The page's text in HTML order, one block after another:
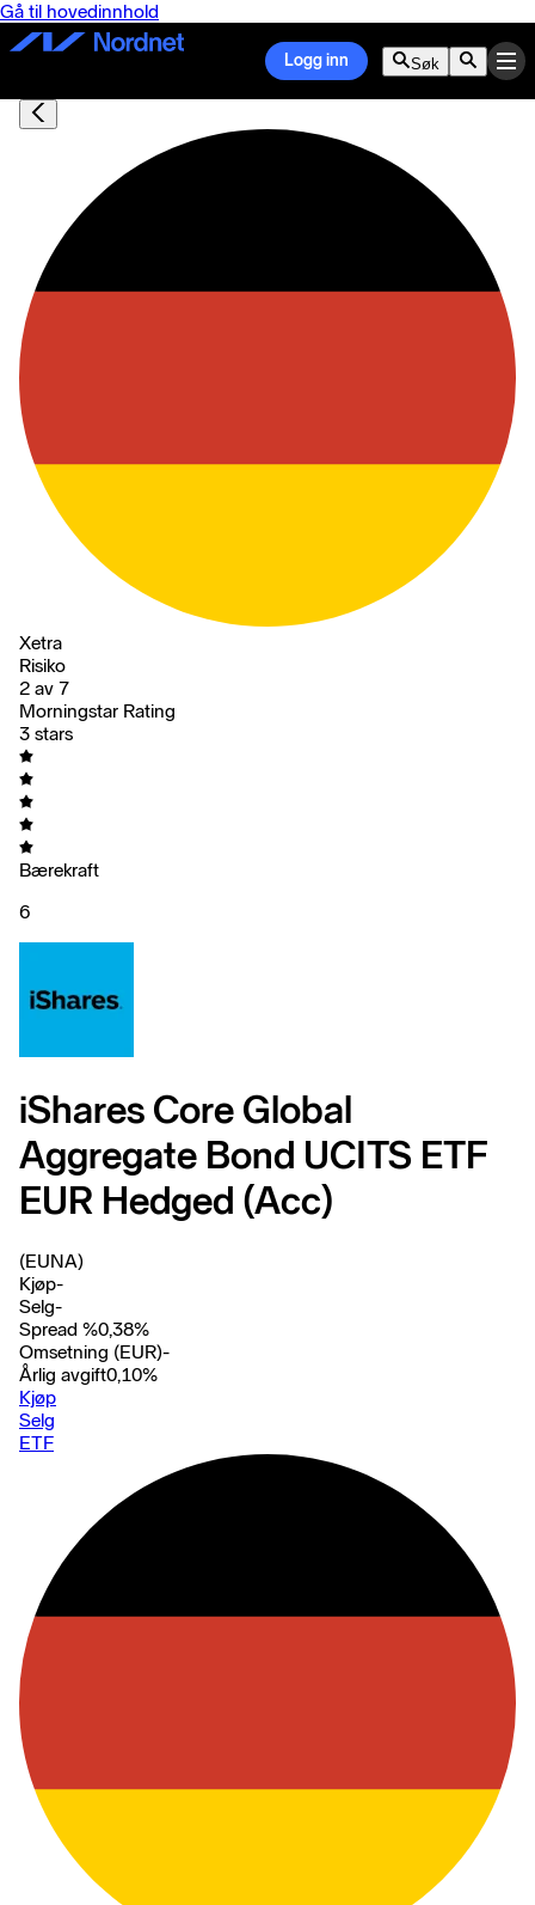
Gå til hovedinnhold
Logg inn Søk
Xetra
Risiko
2 av 7
Morningstar Rating
3 stars
Bærekraft
6
iShares Core Global
Aggregate Bond UCITS ETF
EUR Hedged (Acc)
(EUNA)
Kjøp-
Selg-
Spread %0,38%
Omsetning (EUR)-
Årlig avgift0,10%
Kjøp
Selg
ETF